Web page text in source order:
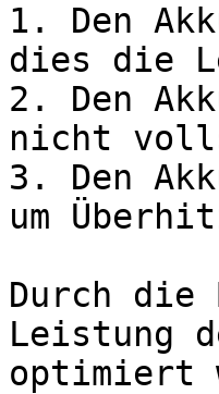
1. Den
dies die
2. Den
nicht
3. Den
um
Durch die
Leistung
optimiert